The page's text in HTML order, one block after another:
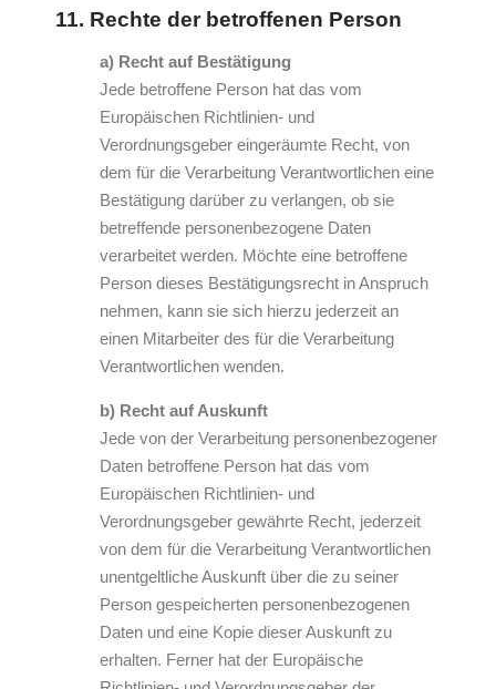
11. Rechte der betroffenen Person
a) Recht auf Bestätigung
Jede betroffene Person hat das vom
Europäischen Richtlinien- und
Verordnungsgeber eingeräumte Recht, von
dem für die Verarbeitung Verantwortlichen eine
Bestätigung darüber zu verlangen, ob sie
betreffende personenbezogene Daten
verarbeitet werden. Möchte eine betroffene
Person dieses Bestätigungsrecht in Anspruch
nehmen, kann sie sich hierzu jederzeit an
einen Mitarbeiter des für die Verarbeitung
Verantwortlichen wenden.
b) Recht auf Auskunft
Jede von der Verarbeitung personenbezogener
Daten betroffene Person hat das vom
Europäischen Richtlinien- und
Verordnungsgeber gewährte Recht, jederzeit
von dem für die Verarbeitung Verantwortlichen
unentgeltliche Auskunft über die zu seiner
Person gespeicherten personenbezogenen
Daten und eine Kopie dieser Auskunft zu
erhalten. Ferner hat der Europäische